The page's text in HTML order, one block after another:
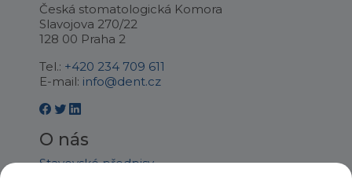
Česká stomatologická Komora
Slavojova 270/22
128 00 Praha 2
Tel.: +420 234 709 611
E-mail: info@dent.cz
O nás
Stavovské předpisy